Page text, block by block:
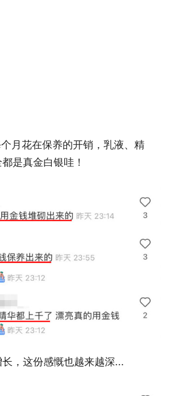
月花在保养的开销，乳液、精
是真金白银哇！
，这份感慨也越来越深...